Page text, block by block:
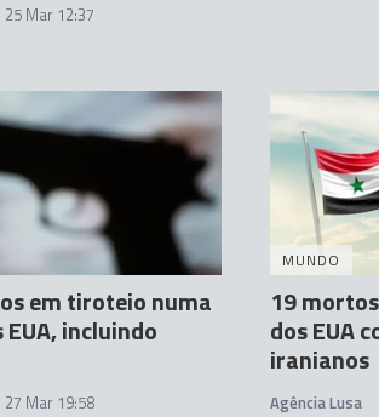
25 Mar 12:37
em tiroteio numa
EUA, incluindo
27 Mar 19:58
MUNDO
19
dos EUA
iranianos
Agência Lusa